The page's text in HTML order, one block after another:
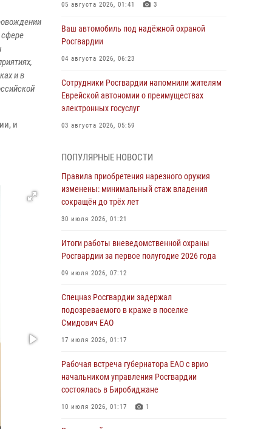
и в
и
05 августа 2026, 01:41 3
Ваш автомобиль под надёжной охраной
Росгвардии
04 августа 2026, 06:23
Сотрудники Росгвардии напомнили жителям
Еврейской автономии о преимуществах
электронных госуслуг
03 августа 2026, 05:59
армии Виктор Золотов поздравил
специалистов подразделений тыла с
профессиональным праздником
01 августа 2026, 10:23
национальной гвардии Российской
Федерации
01 августа 2026, 10:21
В Росгвардии вспоминают российских
воинов, погибших в Первой мировой войне
1914-1918 годов
01 августа 2026, 10:19
Внесены изменения в правила проведения
контрольного отстрела гражданского оружия
31 июля 2026, 01:48
ПОПУЛЯРНЫЕ НОВОСТИ
Правила приобретения нарезного оружия
изменены: минимальный стаж владения
сокращён до трёх лет
30 июля 2026, 01:21
Итоги работы вневедомственной охраны
Росгвардии за первое полугодие 2026 года
09 июля 2026, 07:12
Спецназ Росгвардии задержал
подозреваемого в краже в поселке
Смидович ЕАО
17 июля 2026, 01:17
Рабочая встреча губернатора ЕАО с врио
начальником управления Росгвардии
состоялась в Биробиджане
10 июля 2026, 01:17 1